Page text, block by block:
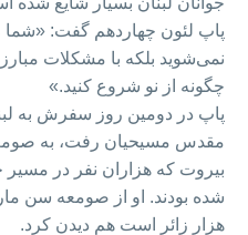
پاپ لئون چهاردهم گفت:
نمی‌شوید بلکه با مشکلات
چگونه از نو شروع کنید.»
پاپ در دومین روز سفرش به
مقدس مسیحیان رفت، به
بیروت که هزاران نفر در
شده بودند. او از صومعه سن
هزار زائر است هم دیدن کرد.